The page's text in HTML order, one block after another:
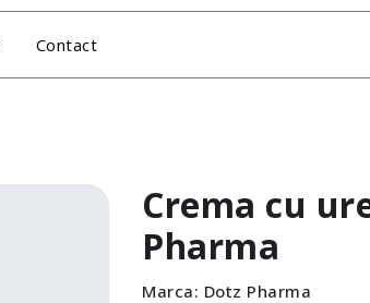
Contact
Crema cu
Pharma
Marca: Dotz Pharma